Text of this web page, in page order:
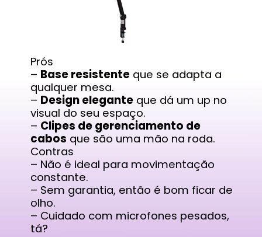
Prós
– Base resistente que se adapta a
qualquer mesa.
– Design elegante que dá um up no
visual do seu espaço.
– Clipes de gerenciamento de
cabos que são uma mão na roda.
Contras
– Não é ideal para movimentação
constante.
– Sem garantia, então é bom ficar de
olho.
– Cuidado com microfones pesados,
tá?